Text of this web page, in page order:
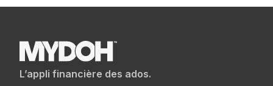
L’appli financière des ados.